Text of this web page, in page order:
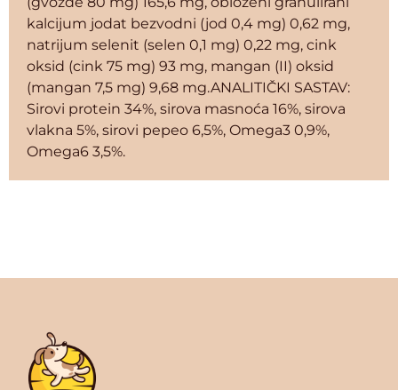
kalcijum jodat bezvodni (jod 0,4 mg) 0,62 mg,
natrijum selenit (selen 0,1 mg) 0,22 mg, cink
oksid (cink 75 mg) 93 mg, mangan (II) oksid
(mangan 7,5 mg) 9,68 mg.ANALITIČKI SASTAV:
Sirovi protein 34%, sirova masnoća 16%, sirova
vlakna 5%, sirovi pepeo 6,5%, Omega3 0,9%,
Omega6 3,5%.